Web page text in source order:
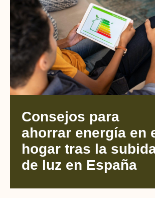
Consejos para
ahorrar energía en
hogar tras la
de luz en España